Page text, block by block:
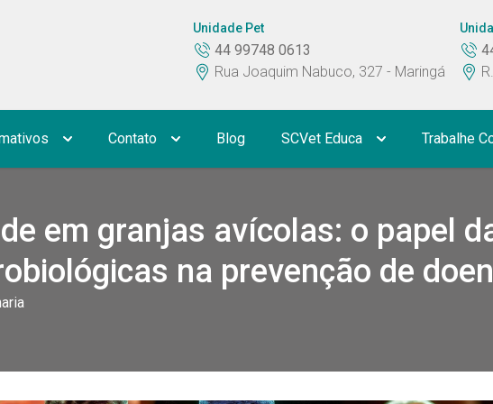
Unidade Pet
44 99748 0613
Rua Joaquim Nabuco, 327 - Maringá
Contato
Horário de Atendimento
Blog SCVet Educa Trabalhe
em granjas avícolas: o papel
na prevenção de